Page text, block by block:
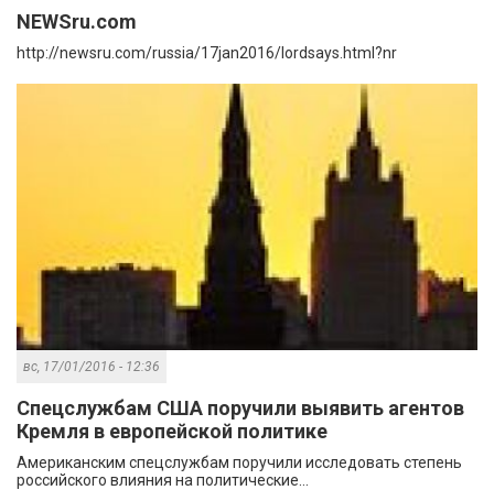
NEWSru.com
http://newsru.com/russia/17jan2016/lordsays.html?nr
вс, 17/01/2016 - 12:36
Спецслужбам США поручили выявить агентов
Кремля в европейской политике
Американским спецслужбам поручили исследовать степень
российского влияния на политические...